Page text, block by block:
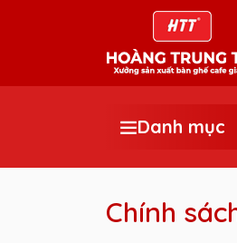
Danh mục
Chính